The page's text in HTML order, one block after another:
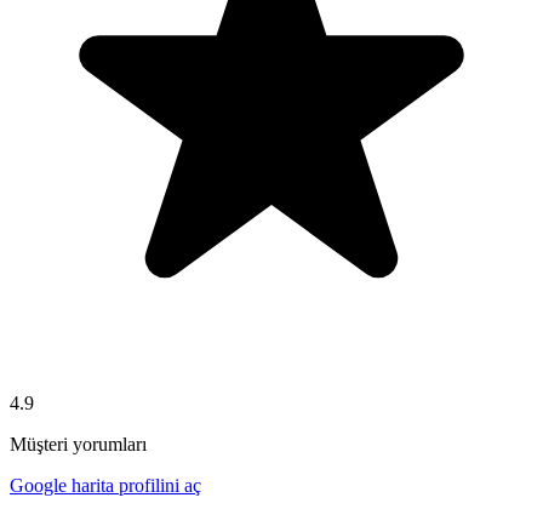
4.9
Müşteri yorumları
Google harita profilini aç